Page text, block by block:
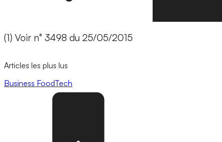
(1) Voir n° 3498 du 25/05/2015
Articles les plus lus
Business FoodTech